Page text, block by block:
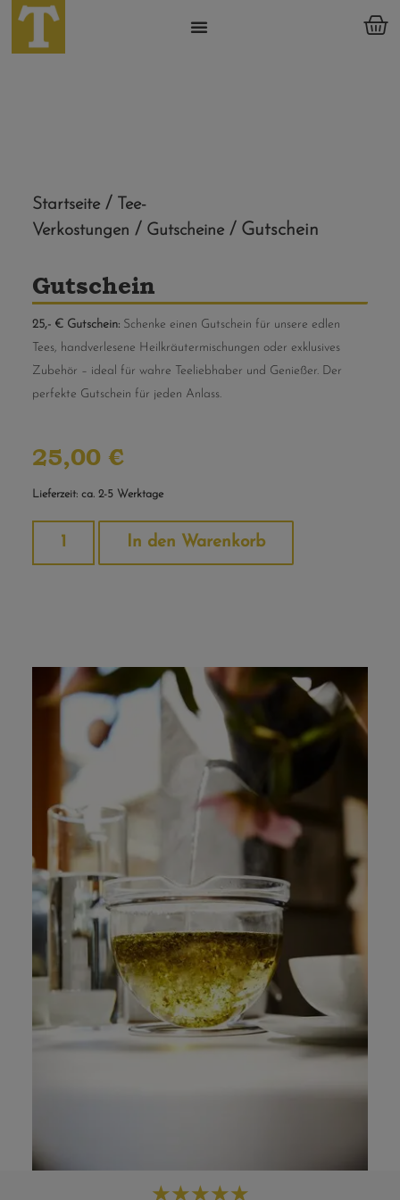
Startseite/ Tee-
Verkostungen / Gutscheine/ Gutschein
Gutschein
25,- € Gutschein: Schenke einen Gutschein für unsere edlen
Tees, handverlesene Heilkräutermischungen oder exklusives
Zubehör – ideal für wahre Teeliebhaber und Genießer. Der
perfekte Gutschein für jeden Anlass.
25,00 €
Lieferzeit: ca. 2-5 Werktage
In den Warenkorb
★★★★★